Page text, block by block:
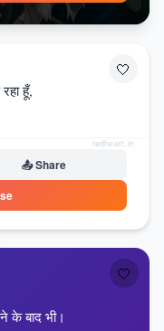
🤍
हूँ,
📤 Share
redheart.in
🤍
के बाद भी।